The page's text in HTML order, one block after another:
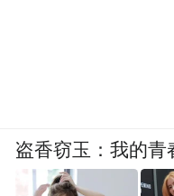
盗香窃玉：我的青